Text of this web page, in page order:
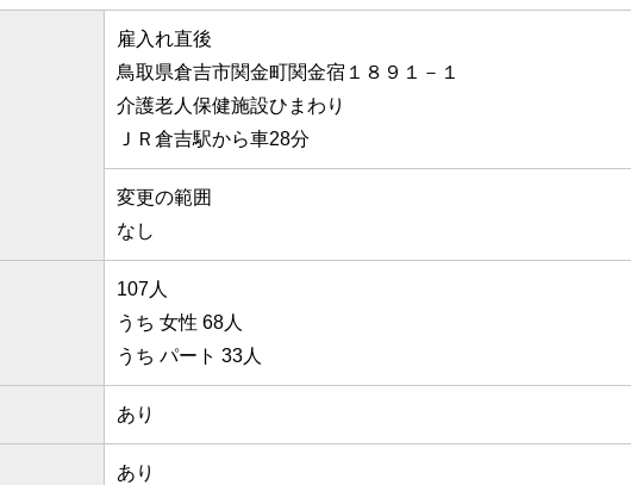
雇入れ直後
鳥取県倉吉市関金町関金宿１８９１－１
介護老人保健施設ひまわり
ＪＲ倉吉駅から車28分
変更の範囲
なし
107人
うち 女性 68人
うち パート 33人
あり
あり